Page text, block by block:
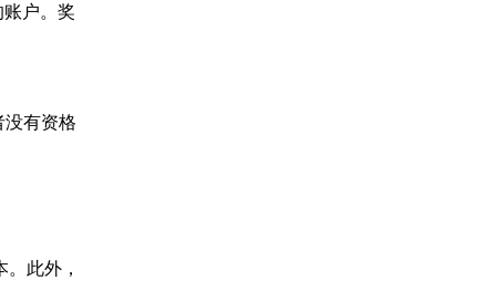
户。奖
有资格
此外，